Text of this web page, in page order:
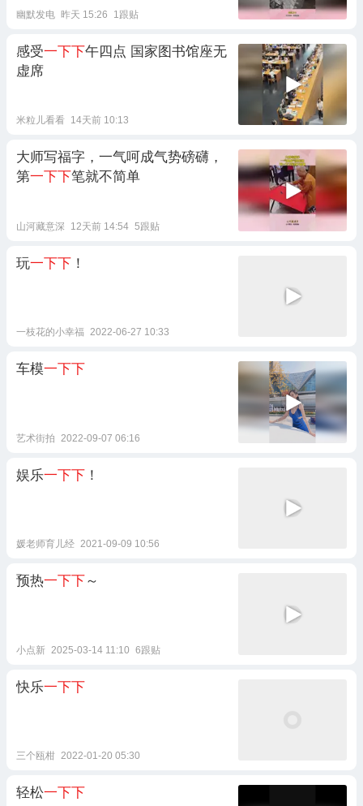
幽默发电 昨天 15:26 1跟贴
感受一下下午四点 国家图书馆座无
虚席
米粒儿看看 14天前 10:13
大师写福字，一气呵成气势磅礴，
第一下下笔就不简单
山河藏意深 12天前 14:54 5跟贴
玩一下下 ！
一枝花的小幸福 2022-06-27 10:33
车模一下下
艺术街拍 2022-09-07 06:16
娱乐一下下 ！
媛老师育儿经 2021-09-09 10:56
预热一下下～
小点新 2025-03-14 11:10 6跟贴
快乐一下下
三个瓯柑 2022-01-20 05:30
轻松一下下